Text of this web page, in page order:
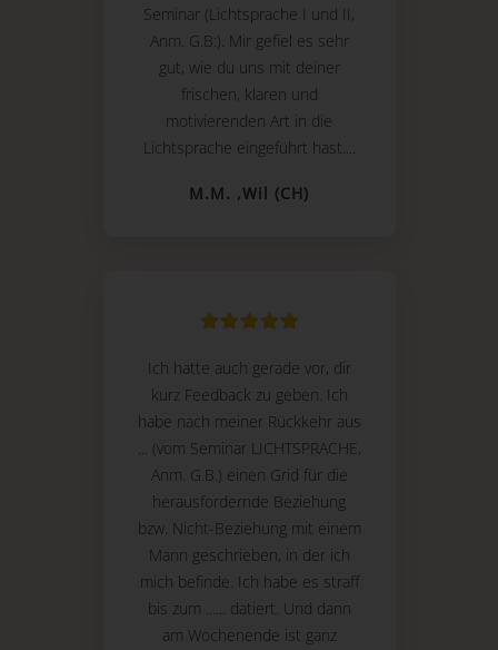
Seminar (Lichtsprache I und II,
Anm. G.B:). Mir gefiel es sehr
gut, wie du uns mit deiner
frischen, klaren und
motivierenden Art in die
Lichtsprache eingeführt hast....
M.M. ,Wil (CH)
Ich hatte auch gerade vor, dir
kurz Feedback zu geben. Ich
habe nach meiner Rückkehr aus
... (vom Seminar LICHTSPRACHE,
Anm. G.B.) einen Grid für die
herausfordernde Beziehung
bzw. Nicht-Beziehung mit einem
Mann geschrieben, in der ich
mich befinde. Ich habe es straff
bis zum ...... datiert. Und dann
am Wochenende ist ganz